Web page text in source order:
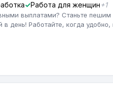
Работа для женщин +1
выплатами? Станьте пешим
день! Работайте, когда удобно,